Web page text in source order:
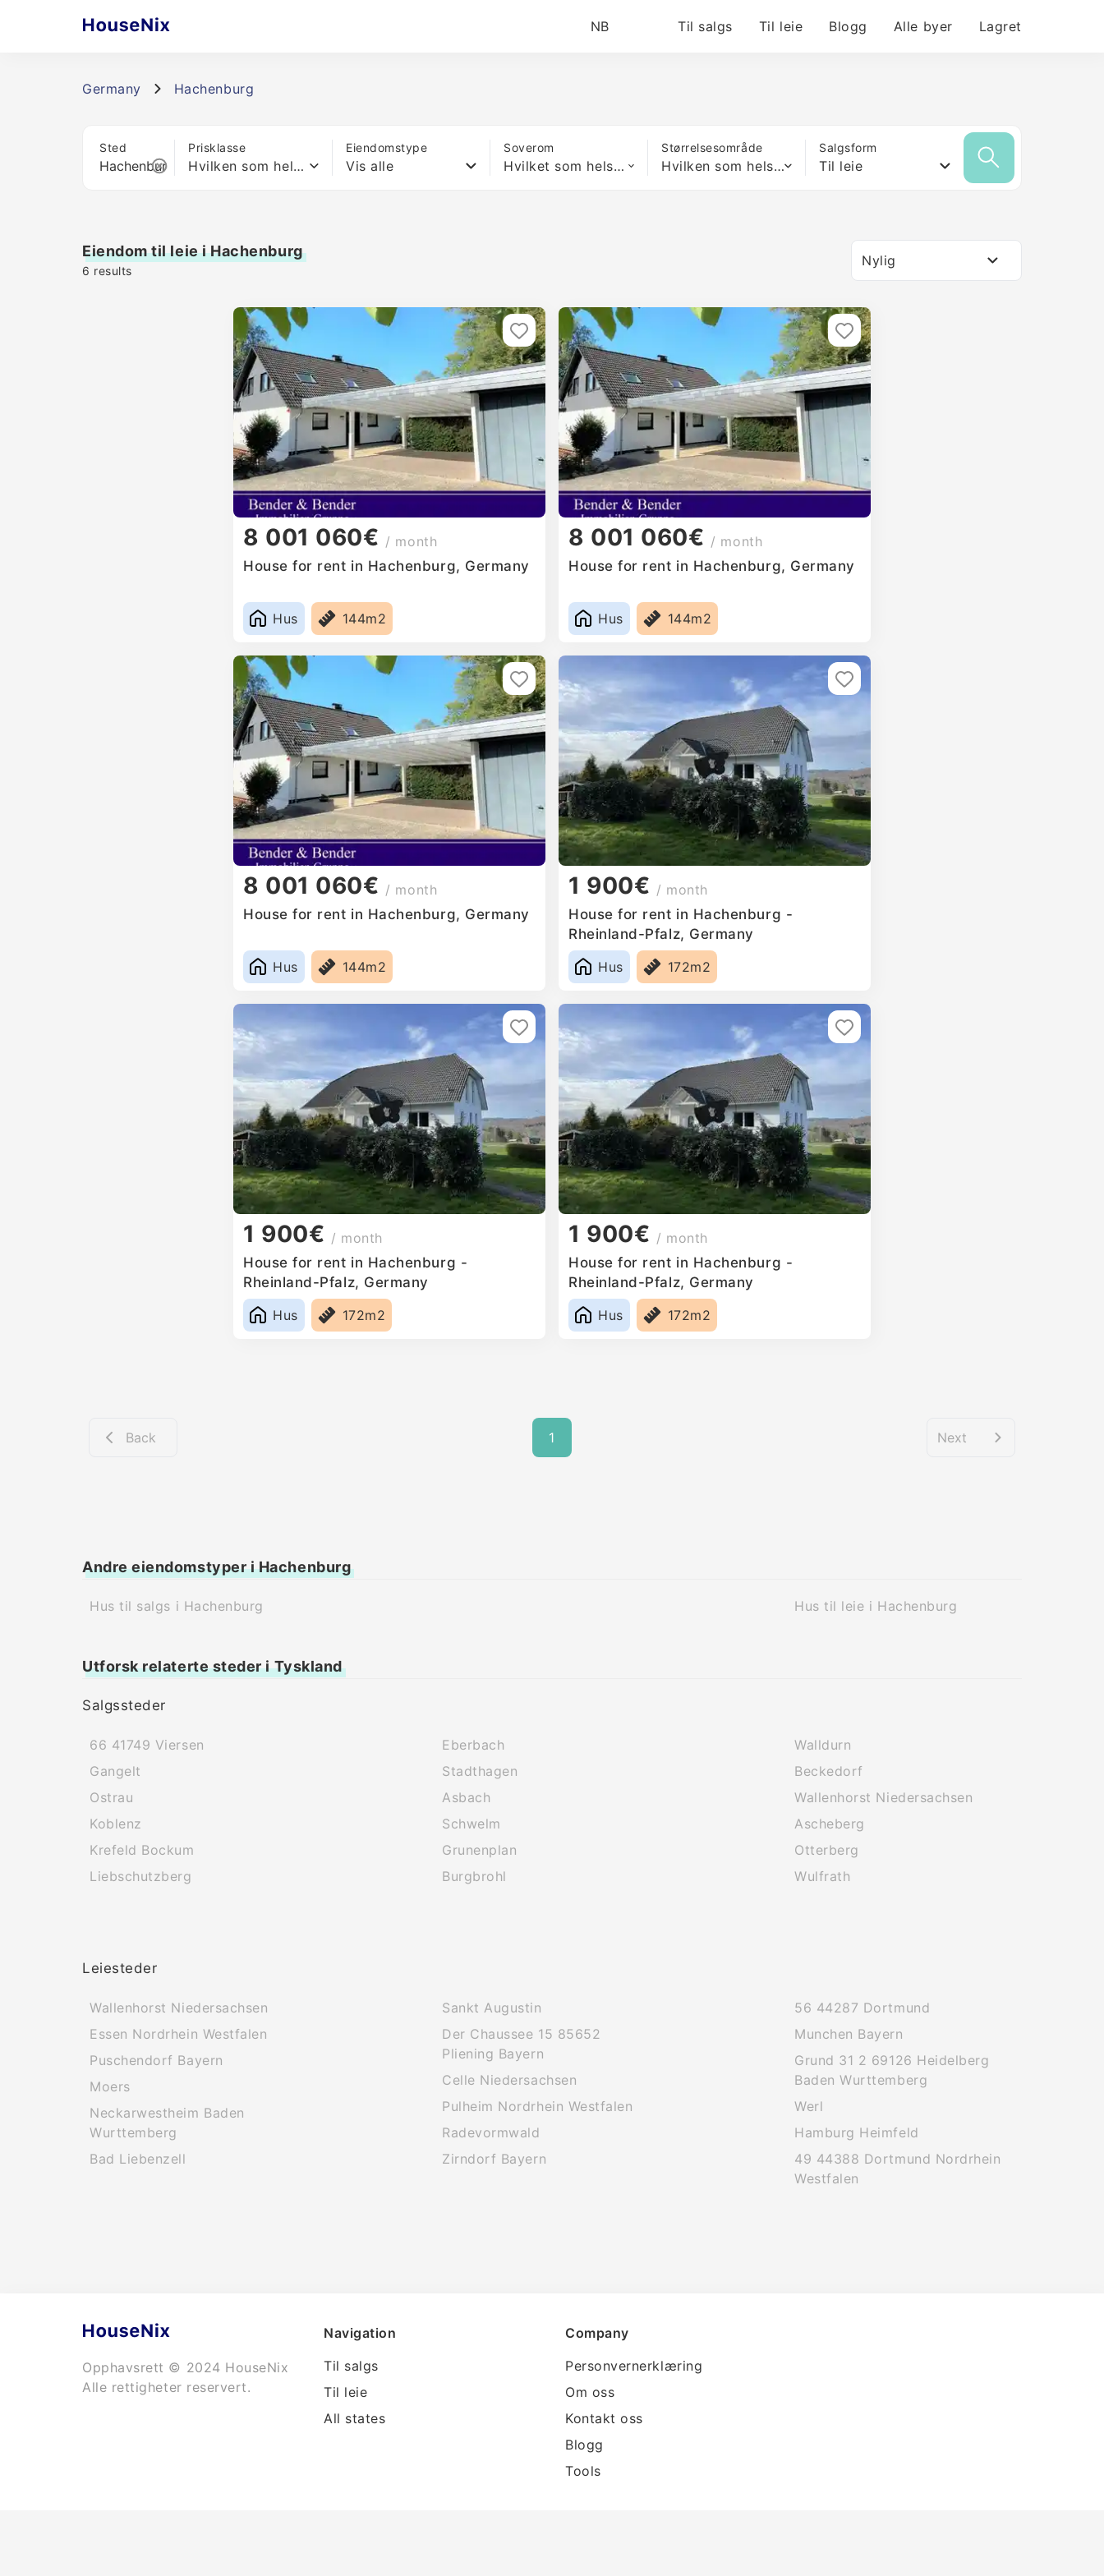
NB Til salgs Til leie Blogg Alle byer Lagret
Germany Hachenburg
Sted Prisklasse
Hvilken som helst pris
Eiendomstype
Vis alle
Soverom
Hvilket som helst antall soverom
Størrelsesområde
Hvilken som helst størrelse
Salgsform
Til leie
Eiendom til leie i Hachenburg
6 results
Nylig
8 001 060€ / month
House for rent in Hachenburg, Germany
Hus 144m2
8 001 060€ / month
House for rent in Hachenburg, Germany
Hus 144m2
8 001 060€ / month
House for rent in Hachenburg, Germany
Hus 144m2
1 900€ / month
House for rent in Hachenburg -
Rheinland-Pfalz, Germany
Hus
172m2
1 900€ / month
House for rent in Hachenburg -
Rheinland-Pfalz, Germany
Hus
172m2
1 900€ / month
House for rent in Hachenburg -
Rheinland-Pfalz, Germany
Hus
172m2
Back 1 Next
Andre eiendomstyper i Hachenburg
Hus til salgs i Hachenburg Hus til leie i Hachenburg
Utforsk relaterte steder i Tyskland
Salgssteder
66 41749 Viersen
Gangelt
Ostrau
Koblenz
Krefeld Bockum
Liebschutzberg
Eberbach
Stadthagen
Asbach
Schwelm
Grunenplan
Burgbrohl
Walldurn
Beckedorf
Wallenhorst Niedersachsen
Ascheberg
Otterberg
Wulfrath
Leiesteder
Wallenhorst Niedersachsen
Essen Nordrhein Westfalen
Puschendorf Bayern
Moers
Neckarwestheim Baden
Wurttemberg
Bad Liebenzell
Sankt Augustin
Der Chaussee 15 85652
Pliening Bayern
Celle Niedersachsen
Pulheim Nordrhein Westfalen
Radevormwald
Zirndorf Bayern
56 44287 Dortmund
Munchen Bayern
Grund 31 2 69126 Heidelberg
Baden Wurttemberg
Werl
Hamburg Heimfeld
49 44388 Dortmund Nordrhein
Westfalen
Opphavsrett © 2024 HouseNix
Alle rettigheter reservert.
Navigation
Til salgs
Til leie
All states
Company
Personvernerklæring
Om oss
Kontakt oss
Blogg
Tools